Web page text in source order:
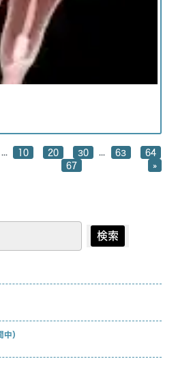
スタッフ紹介
働きやすい職場
10 20 30 63
64
67 »
検索
中）